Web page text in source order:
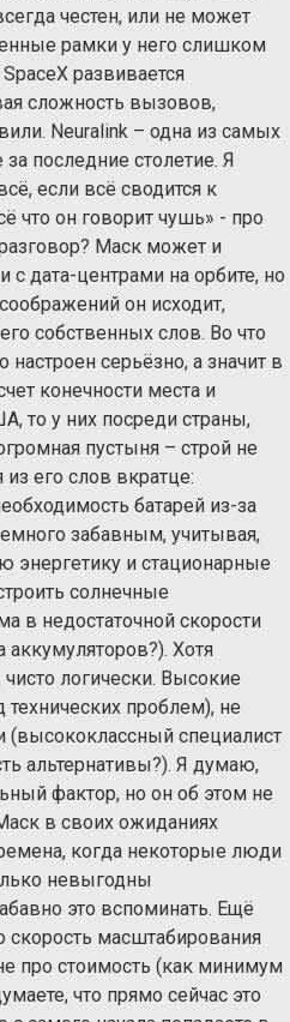
честен, или не может
рамки у него слишком
развивается
сложность вызовов,
Neuralink – одна из самых
последние столетие. Я
если всё сводится к
что он говорит чушь» - про
Маск может и
с дата-центрами на орбите, но
он исходит,
собственных слов. Во что
серьёзно, а значит в
конечности места и
то у них посреди страны,
пустыня – строй не
из его слов вкратце:
батарей из-за
забавным, учитывая,
энергетику и стационарные
солнечные
в недостаточной скорости
Хотя
логически. Высокие
технических проблем), не
(высококлассный специалист
альтернативы?). Я думаю,
фактор, но он об этом не
в своих ожиданиях
когда некоторые люди
невыгодны
это вспоминать. Ещё
скорость масштабирования
про стоимость (как минимум
что прямо сейчас это